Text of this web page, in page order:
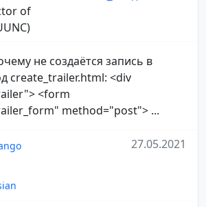
of
не создаётся запись в
create_trailer.html: <div
<form
method="post"> ...
27.05.2021